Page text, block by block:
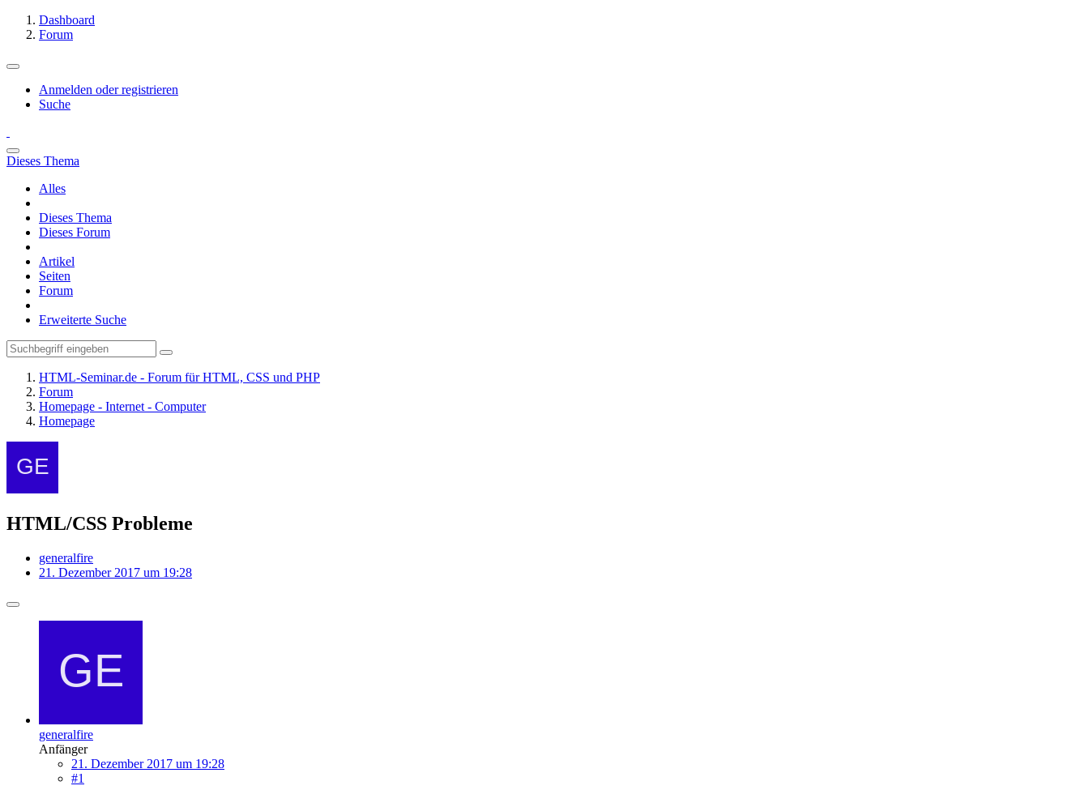
Dashboard
Forum
Anmelden oder registrieren
Suche
Dieses Thema
Alles
Dieses Thema
Dieses Forum
Artikel
Seiten
Forum
Erweiterte Suche
HTML-Seminar.de - Forum für HTML, CSS und PHP
Forum
Homepage - Internet - Computer
Homepage
HTML/CSS Probleme
generalfire
21. Dezember 2017 um 19:28
generalfire
Anfänger
21. Dezember 2017 um 19:28
#1